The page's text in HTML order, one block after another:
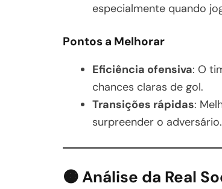
especialmente quando
Pontos a Melhorar
Eficiência ofensiva: O
chances claras de gol.
Transições rápidas:
surpreender o adversário.
🟠 Análise da Real